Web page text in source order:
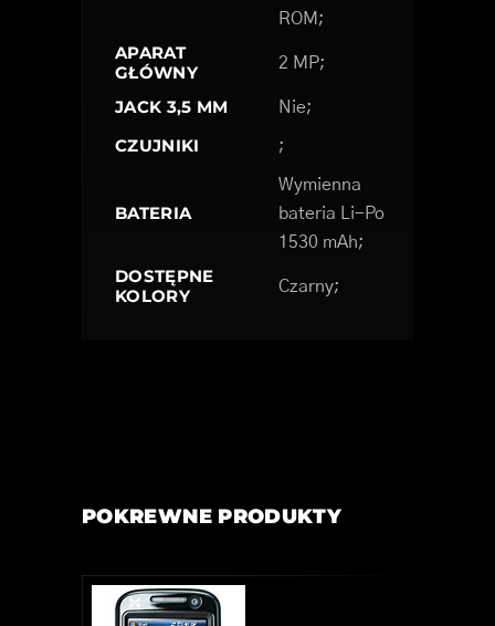
ROM;
APARAT
GŁÓWNY
2 MP;
JACK 3,5 MM Nie;
CZUJNIKI ;
BATERIA
Wymienna
bateria Li-Po
1530 mAh;
DOSTĘPNE
KOLORY
Czarny;
POKREWNE PRODUKTY